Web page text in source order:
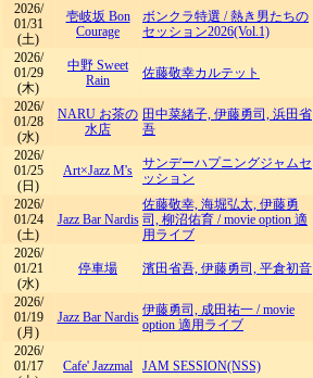
2026/
01/31
(土)
壱岐坂 Bon
Courage
ボンクラ特選 / 熱き男たちの
セッション2026(Vol.1)
2026/
01/29
(木)
中野 Sweet
Rain
佐藤敬幸カルテット
2026/
01/28
(水)
NARU お茶の
水店
田中菜緒子, 伊藤勇司, 浜田省
吾
2026/
01/25
(日)
Art×Jazz M's
サンデーハプニングジャムセ
ッション
2026/
01/24
(土)
Jazz Bar Nardis
佐藤敬幸, 海堀弘太, 伊藤勇
司, 柳沼佑育 /movie option 適
用ライブ
2026/
01/21
(水)
停車場 濱田省吾, 伊藤勇司, 平倉初音
2026/
01/19
(月)
Jazz Bar Nardis 伊藤勇司, 成田祐一 /movie
option 適用ライブ
2026/
01/17
Cafe' Jazzmal JAM SESSION(NSS)